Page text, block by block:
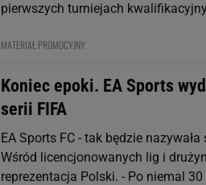
pierwszych turniejach
MATERIAŁ PROMOCYJNY
Koniec epoki. EA Sports
serii FIFA
EA Sports FC - tak będzie
Wśród licencjonowanych lig i
reprezentacja Polski. - Po niemal